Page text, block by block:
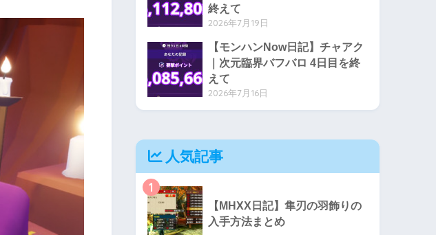
終えて
2026年7月19日
【モンハンNow日記】チャアク
｜次元臨界バフバロ 4日目を終
えて
2026年7月16日
人気記事
1
【MHXX日記】隼刃の羽飾りの
入手方法まとめ